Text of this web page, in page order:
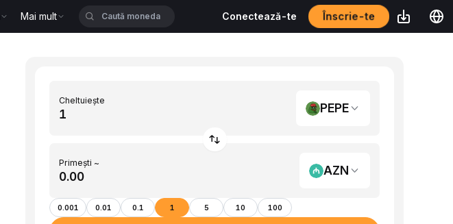
Mai mult Conectează-te Înscrie-te
Cheltuiește
PEPE
Primești ~
AZN
0.001 0.01 0.1 1 5 10 100